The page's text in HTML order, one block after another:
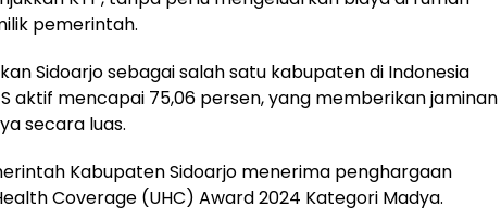
pemerintah.
Sidoarjo sebagai salah satu kabupaten di Indonesia
aktif mencapai 75,06 persen, yang memberikan jaminan
secara luas.
Kabupaten Sidoarjo menerima penghargaan
Coverage (UHC) Award 2024 Kategori Madya.